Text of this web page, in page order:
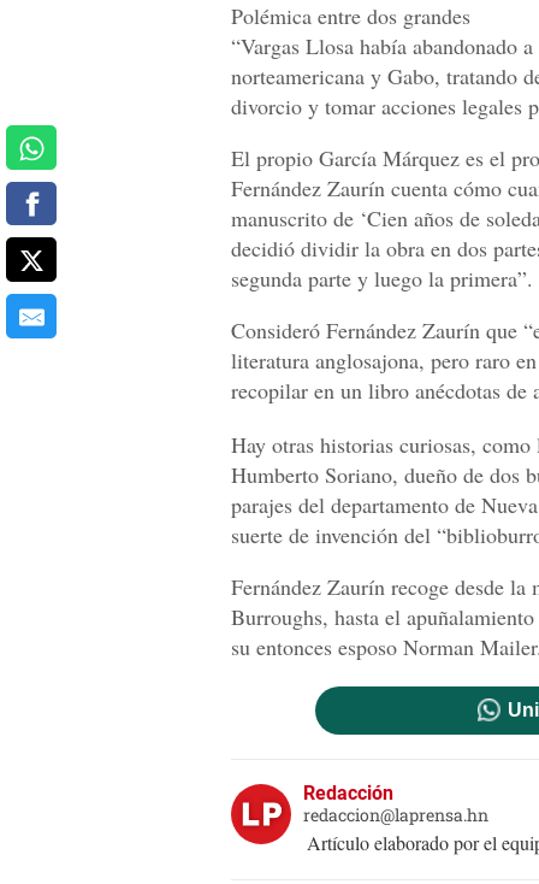
Polémica entre dos grandes
“Vargas Llosa había abandonado
norteamericana y Gabo, tratando
divorcio y tomar acciones legales
El propio García Márquez es el
Fernández Zaurín cuenta cómo
manuscrito de ‘Cien años de
decidió dividir la obra en dos
segunda parte y luego la primera”.
Consideró Fernández Zaurín que
literatura anglosajona, pero raro
recopilar en un libro anécdotas de
Hay otras historias curiosas,
Humberto Soriano, dueño de dos
parajes del departamento de
suerte de invención del
Fernández Zaurín recoge desde
Burroughs, hasta el
su entonces esposo Norman Mailer.
Redacción
redaccion@laprensa.hn
Artículo elaborado por el